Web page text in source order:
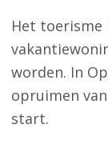
Het toerisme
worden. In
opruimen
start.